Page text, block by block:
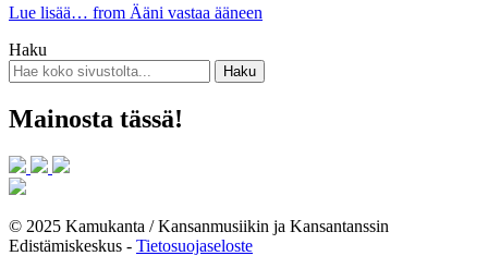
Lue lisää… from Ääni vastaa ääneen
Haku
Mainosta tässä!
© 2025 Kamukanta / Kansanmusiikin ja Kansantanssin
Edistämiskeskus - Tietosuojaseloste